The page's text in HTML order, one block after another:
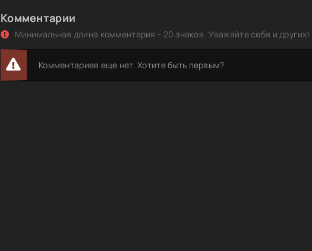
Комментарии
Минимальная длина комментария - 20 знаков. Уважайте себя и других!
Комментариев еще нет. Хотите быть первым?